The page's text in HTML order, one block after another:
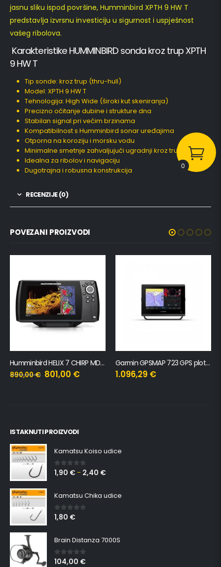
jasnu sliku ispod površine, Humminbird XPTH 9 HW T
predstavlja izvrsnu investiciju u sigurnost i uspješnost
vašeg ribolova.
Karakteristike HUMMINBIRD sonda kroz trup XPTH
9 HW T
Tip sonde: kroz trup (thru-hull)
Model: XPTH 9 HW T
Tehnologija: High Wide (široki kut skeniranja)
Precizno očitanje dubine i strukture dna
Stabilan signal pri većim brzinama
Kompatibilnost s Humminbird sonar uređajima
Otporna na koroziju i morsku vodu
Minimalne smetnje zahvaljujući ugradnji kroz trup
Idealna za ribolov i navigaciju
Dugotrajna i robusna konstrukcija
RECENZIJE (0)
POVEZANI PROIZVODI
Humminbird HELIX 7 CHIRP MDI GPS G4
890,00€ 801,00 €
Garmin GPSMAP 723 GPS ploter s internom antenom (7″)
1.096,29 €
ISTAKNUTI PROIZVODI
Kamatsu Koiso udice
0 out of 5
1,90 € – 2,40 €
Kamatsu Chika udice
0 out of 5
1,80 €
Brain Distanza 7000S
0out of 5
104,00 €
0